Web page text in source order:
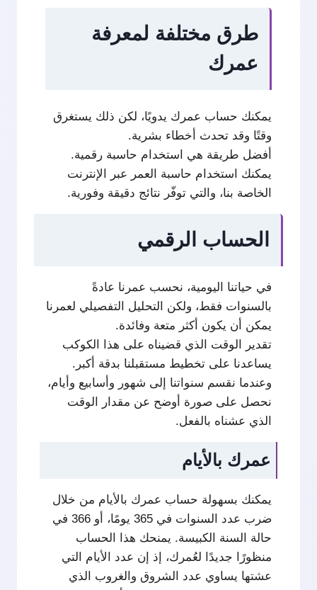
طرق مختلفة لمعرفة
عمرك
يمكنك حساب عمرك يدويًا، لكن ذلك يستغرق
وقتًا وقد تحدث أخطاء بشرية.
أفضل طريقة هي استخدام حاسبة رقمية.
يمكنك استخدام حاسبة العمر عبر الإنترنت
الخاصة بنا، والتي توفّر نتائج دقيقة وفورية.
الحساب الرقمي
في حياتنا اليومية، نحسب عمرنا عادةً
بالسنوات فقط، ولكن التحليل التفصيلي لعمرنا
يمكن أن يكون أكثر متعة وفائدة.
تقدير الوقت الذي قضيناه على هذا الكوكب
يساعدنا على تخطيط مستقبلنا بدقة أكبر.
وعندما نقسم سنواتنا إلى شهور وأسابيع وأيام،
نحصل على صورة أوضح عن مقدار الوقت
الذي عشناه بالفعل.
عمرك بالأيام
يمكنك بسهولة حساب عمرك بالأيام من خلال
ضرب عدد السنوات في 365 يومًا، أو 366 في
حالة السنة الكبيسة. يمنحك هذا الحساب
منظورًا جديدًا لعُمرك، إذ إن عدد الأيام التي
عشتها يساوي عدد الشروق والغروب الذي